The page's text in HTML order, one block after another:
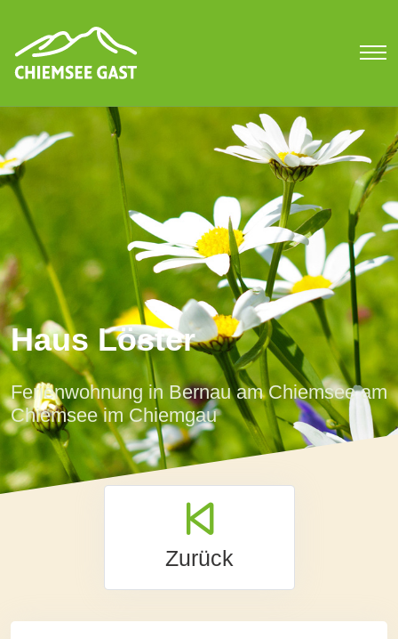
Haus Löster
Ferienwohnung in Bernau am Chiemsee am
Chiemsee im Chiemgau
Zurück